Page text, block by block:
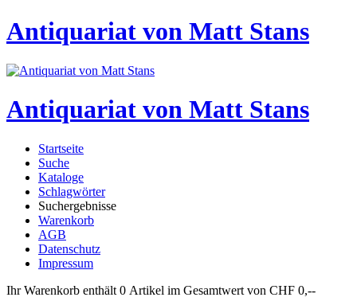
Antiquariat von Matt Stans
Antiquariat von Matt Stans
Startseite
Suche
Kataloge
Schlagwörter
Suchergebnisse
Warenkorb
AGB
Datenschutz
Impressum
Ihr Warenkorb enthält 0 Artikel im Gesamtwert von CHF 0,--